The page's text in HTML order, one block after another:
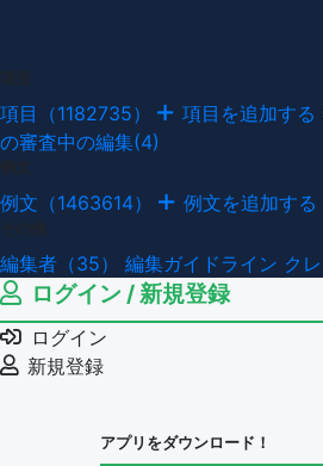
項目（1182735） 項目を追加する
の審査中の編集(4)
例文（1463614） 例文を追加する
編集者（35） 編集ガイドライン ク
ログイン / 新規登録
ログイン
新規登録
アプリをダウンロード！